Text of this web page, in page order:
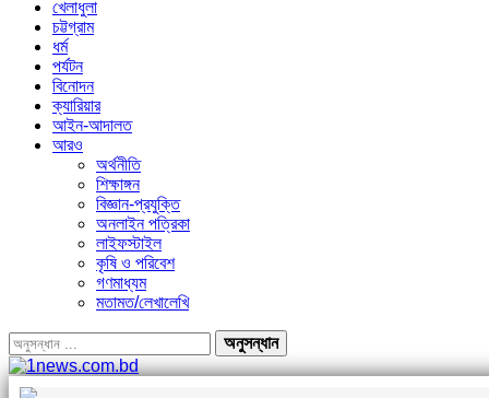
খেলাধুলা
চট্টগ্রাম
ধর্ম
পর্যটন
বিনোদন
ক্যারিয়ার
আইন-আদালত
আরও
অর্থনীতি
শিক্ষাঙ্গন
বিজ্ঞান-প্রযুক্তি
অনলাইন পত্রিকা
লাইফস্টাইল
কৃষি ও পরিবেশ
গণমাধ্যম
মতামত/লেখালেখি